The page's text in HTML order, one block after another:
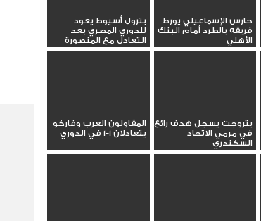
حارس الإسماعيلي يورط
فريقه بالطرد أمام البنك
الأهلي
بترول أسيوط يعود
للدوري المصري بعد
التعادل مع المنصورة
بتروجت يسجل هدف رائع
في مرمي الاتحاد
السكندري
المقاولون العرب وفاركو
يتعادلان 1-1 في الدوري